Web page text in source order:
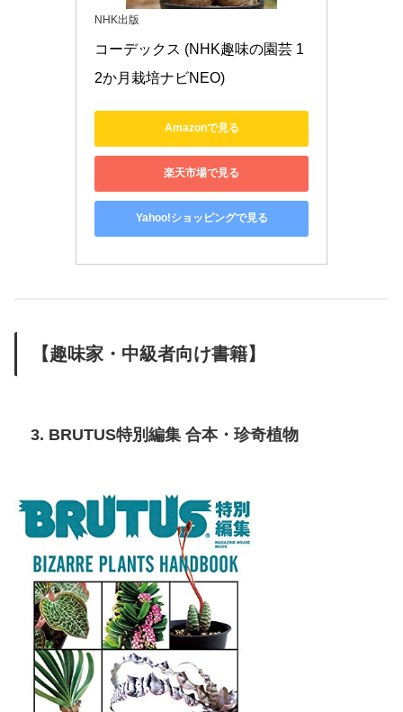
NHK出版
コーデックス (NHK趣味の園芸 1
2か月栽培ナビNEO)
Amazonで見る
楽天市場で見る
Yahoo!ショッピングで見る
【趣味家・中級者向け書籍】
3. BRUTUS特別編集 合本・珍奇植物